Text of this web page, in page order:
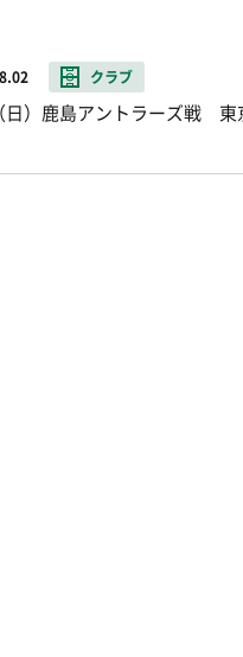
クラブ
日）鹿島アントラーズ戦 東